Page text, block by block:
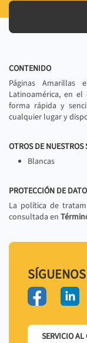
CONTENIDO
Páginas
Latinoamérica, en
forma rápida y
cualquier lugar y
OTROS DE NUESTROS
Blancas
PROTECCIÓN DE
La política de
consultada en
SÍGUENOS
SERVICIO